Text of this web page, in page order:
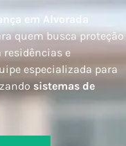
em Alvorada
quem busca proteção
residências e
especializada para
sistemas de